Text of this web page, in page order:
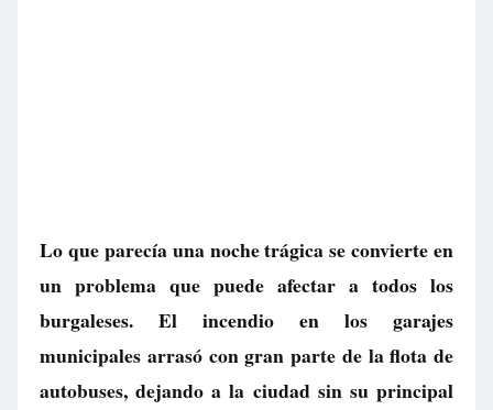
Lo que parecía una noche trágica se convierte en
un problema que puede afectar a todos los
burgaleses. El incendio en los garajes
municipales arrasó con gran parte de la flota de
autobuses, dejando a la ciudad sin su principal